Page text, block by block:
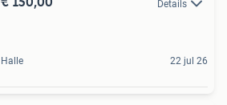
Details
Halle 22 jul 26